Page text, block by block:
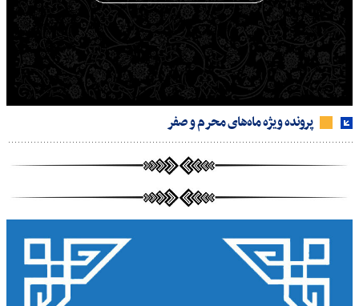
پرونده ویژه ماه‌های محرم و صفر